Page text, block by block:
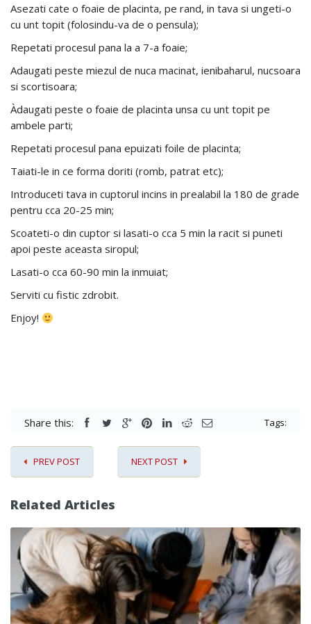
Asezati cate o foaie de placinta, pe rand, in tava si ungeti-o
cu unt topit (folosindu-va de o pensula);
Repetati procesul pana la a 7-a foaie;
Adaugati peste miezul de nuca macinat, ienibaharul, nucsoara
si scortisoara;
Àdaugati peste o foaie de placinta unsa cu unt topit pe
ambele parti;
Repetati procesul pana epuizati foile de placinta;
Taiati-le in ce forma doriti (romb, patrat etc);
Introduceti tava in cuptorul incins in prealabil la 180 de grade
pentru cca 20-25 min;
Scoateti-o din cuptor si lasati-o cca 5 min la racit si puneti
apoi peste aceasta siropul;
Lasati-o cca 60-90 min la inmuiat;
Serviti cu fistic zdrobit.
Enjoy!
Share this: Tags:
PREV POST NEXT POST
Related Articles